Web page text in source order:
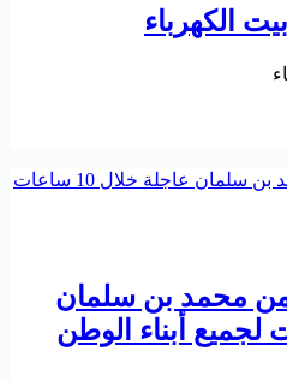
الكهرباء
محمد بن سلمان
10 ساعات لجميع أبناء الوطن